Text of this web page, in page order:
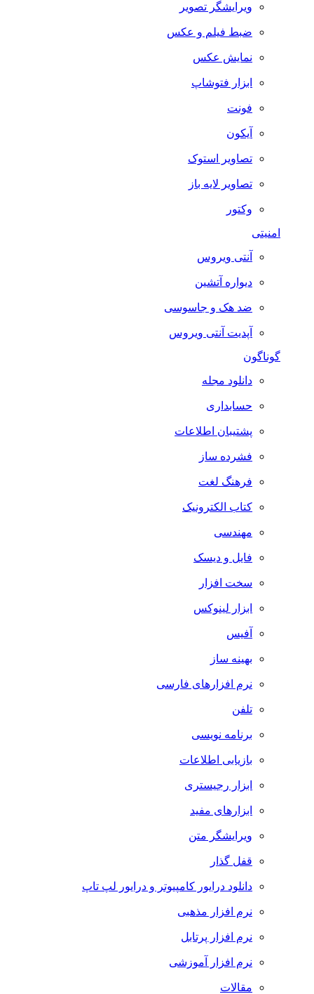
ویرایشگر تصویر
ضبط فيلم و عكس
نمایش عکس
ابزار فتوشاپ
فونت
آیکون
تصاویر استوک
تصاویر لایه باز
وکتور
امنیتی
آنتی ویروس
دیواره آتشین
ضد هک و جاسوسی
آپدیت آنتی ویروس
گوناگون
دانلود مجله
حسابداری
پشتیبان اطلاعات
فشرده ساز
فرهنگ لغت
کتاب الکترونیک
مهندسی
فایل و دیسک
سخت افزار
ابزار لینوکس
آفیس
بهینه ساز
نرم افزارهای فارسی
تلفن
برنامه نویسی
بازیابی اطلاعات
ابزار رجیستری
ابزارهای مفید
ویرایشگر متن
قفل گذار
دانلود درایور کامپیوتر و درایور لپ تاپ
نرم افزار مذهبی
نرم افزار پرتابل
نرم افزار آموزشی
مقالات